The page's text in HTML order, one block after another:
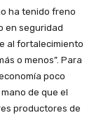
ha tenido freno
en seguridad
al fortalecimiento
o menos”. Para
poco
de que el
productores de